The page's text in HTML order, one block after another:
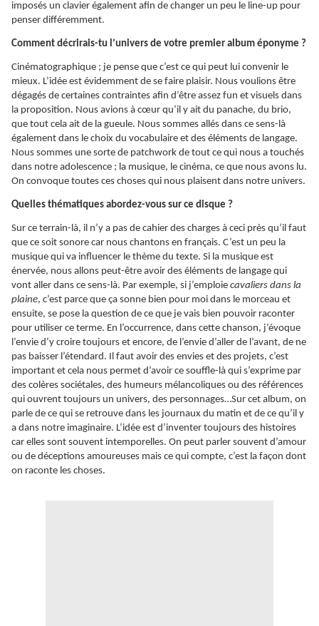
imposés un clavier également afin de changer un peu le line-up pour
penser différemment.
Comment décrirais-tu l’univers de votre premier album éponyme ?
Cinématographique ; je pense que c’est ce qui peut lui convenir le
mieux. L’idée est évidemment de se faire plaisir. Nous voulions être
dégagés de certaines contraintes afin d’être assez fun et visuels dans
la proposition. Nous avions à cœur qu’il y ait du panache, du brio,
que tout cela ait de la gueule. Nous sommes allés dans ce sens-là
également dans le choix du vocabulaire et des éléments de langage.
Nous sommes une sorte de patchwork de tout ce qui nous a touchés
dans notre adolescence ; la musique, le cinéma, ce que nous avons lu.
On convoque toutes ces choses qui nous plaisent dans notre univers.
Quelles thématiques abordez-vous sur ce disque ?
Sur ce terrain-là, il n’y a pas de cahier des charges à ceci près qu’il faut
que ce soit sonore car nous chantons en français. C’est un peu la
musique qui va influencer le thème du texte. Si la musique est
énervée, nous allons peut-être avoir des éléments de langage qui
vont aller dans ce sens-là. Par exemple, si j’emploie cavaliers dans la
plaine, c’est parce que ça sonne bien pour moi dans le morceau et
ensuite, se pose la question de ce que je vais bien pouvoir raconter
pour utiliser ce terme. En l’occurrence, dans cette chanson, j’évoque
l’envie d’y croire toujours et encore, de l’envie d’aller de l’avant, de ne
pas baisser l’étendard. Il faut avoir des envies et des projets, c’est
important et cela nous permet d’avoir ce souffle-là qui s’exprime par
des colères sociétales, des humeurs mélancoliques ou des références
qui ouvrent toujours un univers, des personnages…Sur cet album, on
parle de ce qui se retrouve dans les journaux du matin et de ce qu’il y
a dans notre imaginaire. L’idée est d’inventer toujours des histoires
car elles sont souvent intemporelles. On peut parler souvent d’amour
ou de déceptions amoureuses mais ce qui compte, c’est la façon dont
on raconte les choses.